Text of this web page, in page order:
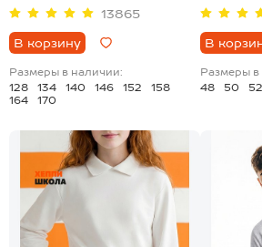
13865
В корзину
Размеры в наличии:
128
134 140 146 152
158
164
170
В
Размеры в
48
50 52